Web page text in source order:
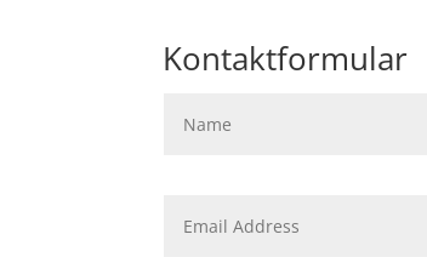
Kontaktformular